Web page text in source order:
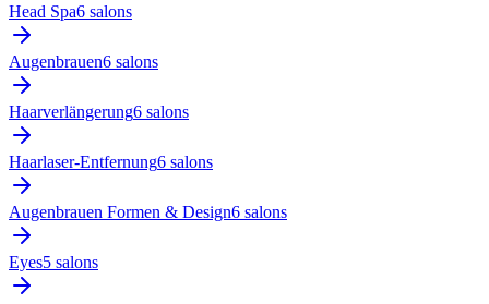
Head Spa6 salons
Augenbrauen6 salons
Haarverlängerung6 salons
Haarlaser-Entfernung6 salons
Augenbrauen Formen & Design6 salons
Eyes5 salons